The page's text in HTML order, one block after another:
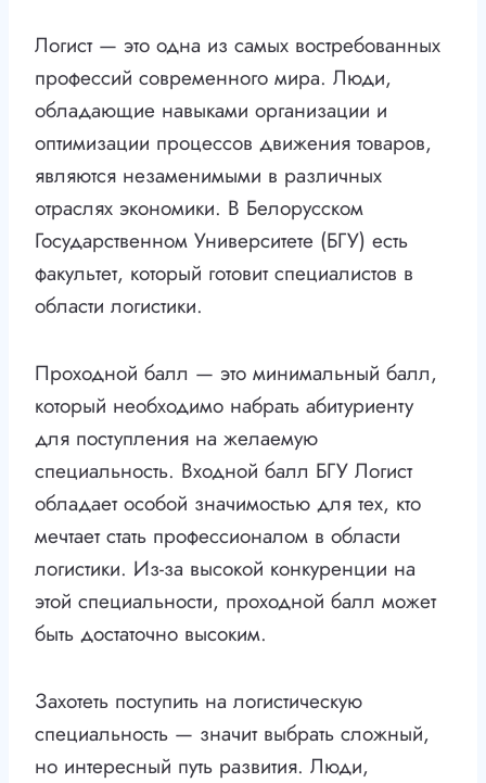
Логист — это одна из самых востребованных
профессий современного мира. Люди,
обладающие навыками организации и
оптимизации процессов движения товаров,
являются незаменимыми в различных
отраслях экономики. В Белорусском
Государственном Университете (БГУ) есть
факультет, который готовит специалистов в
области логистики.
Проходной балл — это минимальный балл,
который необходимо набрать абитуриенту
для поступления на желаемую
специальность. Входной балл БГУ Логист
обладает особой значимостью для тех, кто
мечтает стать профессионалом в области
логистики. Из-за высокой конкуренции на
этой специальности, проходной балл может
быть достаточно высоким.
Захотеть поступить на логистическую
специальность — значит выбрать сложный,
но интересный путь развития. Люди,